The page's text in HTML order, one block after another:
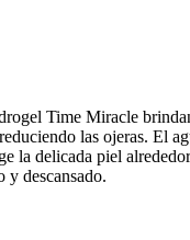
Time Miracle
las ojeras. El
delicada piel
y descansado.